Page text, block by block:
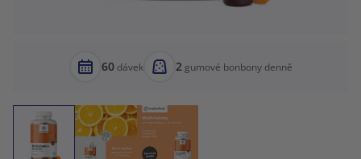
60dávek 2gumové bonbony denně